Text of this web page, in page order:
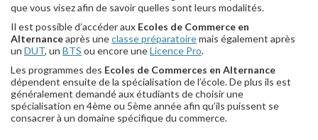
que vous visez afin de savoir quelles sont leurs modalités.
Il est possible d’accéder aux Ecoles de Commerce en
Alternanceaprès uneclasse préparatoiremais également après
un DUT, un BTS ou encore uneLicence Pro.
Les programmes des Ecoles de Commerces en Alternance
dépendent ensuite de la spécialisation de l’école. De plus ils est
généralement demandé aux étudiants de choisir une
spécialisation en 4ème ou 5ème année afin qu’ils puissent se
consacrer à un domaine spécifique du commerce.